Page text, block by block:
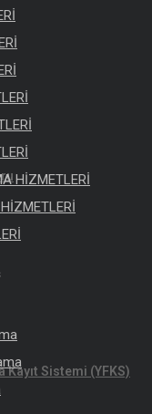
Kayıt Sistemi (YFKS)
HİZMETLERİ